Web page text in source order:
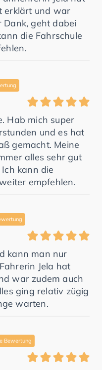
erklärt und war
Dank, geht dabei
die Fahrschule
Hab mich super
und es hat
gemacht. Meine
alles sehr gut
kann die
empfehlen.
kann man nur
Jela hat
war zudem auch
ging relativ zügig
warten.
Bewertung